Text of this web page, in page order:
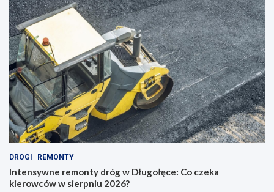
DROGI REMONTY
Intensywne remonty dróg w Długołęce: Co czeka
kierowców w sierpniu 2026?